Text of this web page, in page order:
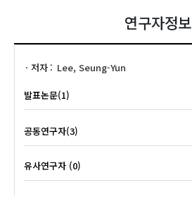
연구자정보
저자 Lee, Seung-Yun
발표논문(1)
공동연구자(3)
유사연구자 (0)